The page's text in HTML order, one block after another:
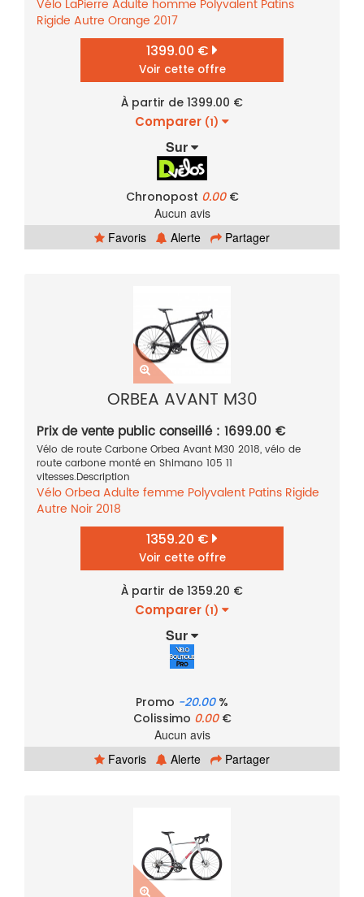
Vélo LaPierre Adulte homme Polyvalent Patins
Rigide Autre Orange 2017
1399.00 €
Voir cette offre
À partir de 1399.00 €
Comparer (1)
Sur
Chronopost 0.00€
Aucun avis
Favoris
Alerte Partager
ORBEA AVANT M30
Prix de vente public conseillé : 1699.00 €
Vélo de route Carbone Orbea Avant M30 2018, vélo de
route carbone monté en Shimano 105 11
vitesses.Description
VéloOrbeaAdulte femme Polyvalent Patins Rigide
Autre Noir2018
1359.20 €
Voir cette offre
À partir de 1359.20 €
Comparer (1)
Sur
Promo -20.00%
Colissimo 0.00€
Aucun avis
Favoris
Alerte Partager